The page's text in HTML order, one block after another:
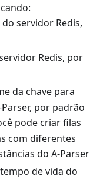
servidor Redis,
Redis, por
da chave para
por padrão
pode criar filas
com diferentes
do A-Parser
de vida do